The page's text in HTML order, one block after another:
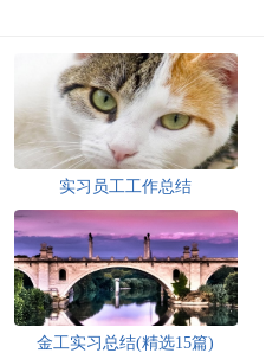
实习员工工作总结
金工实习总结(精选15篇)